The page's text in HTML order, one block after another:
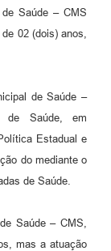
Saúde – CMS
02 (dois) anos,
de Saúde –
de Saúde, em
Estadual e
do mediante o
de Saúde.
Saúde – CMS,
mas a atuação